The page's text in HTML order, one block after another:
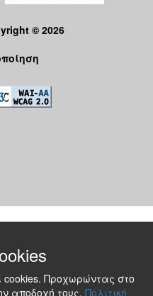
© 2026
cookies. Προχωρώντας στο
αποδοχή τους. Πολιτική